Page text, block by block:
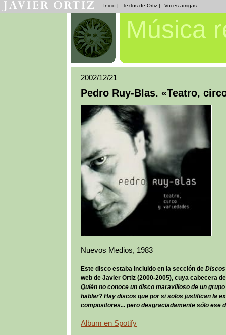
Inicio | Textos de Ortiz | Voces amigas
Música
2002/12/21
Pedro Ruy-Blas. «Teatro,
Nuevos Medios, 1983
Este disco estaba incluido en la sección de
web de Javier Ortiz (2000-2005), cuya cabecera
Quién no conoce un disco maravilloso de un
hablar? Hay discos que por si solos justifican la
compositores... pero desgraciadamente sólo ese
Album en Spotify